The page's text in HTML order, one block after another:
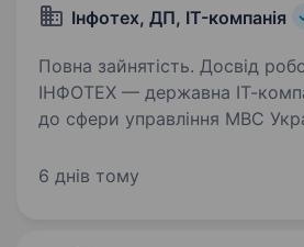
Інфотех, ДП, IT-компанія
Повна зайнятість. Досвід
ІНФОТЕХ — державна ІТ-
до сфери управління МВС
та реалізуємо програмні
6 днів тому